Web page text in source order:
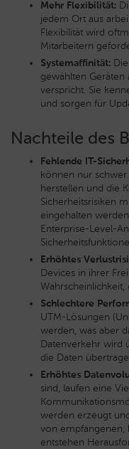
Mehr Flexibilität:
jedem Ort aus
Flexibilität wird
Mitarbeitern
Systemaffinität:
gewählten
verspricht. Sie
und sorgen für
Nachteile des
Fehlende IT-
können nur
herstellen und die
Sicherheitsrisiken
eingehalten
Enterprise-Level-
Erhöhtes
Devices in ihrer
Schlechtere
UTM-Lösungen
werden, was aber
Datenverkehr wird
die Daten
Erhöhtes
sind, laufen eine
werden erzeugt
von empfangenen,
entstehen